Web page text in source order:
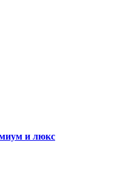
и люкс